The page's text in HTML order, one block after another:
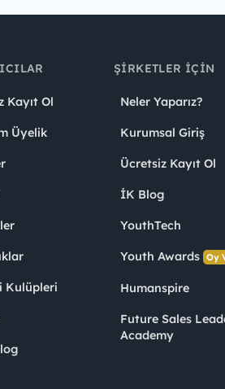
Kayıt Ol
Üyelik
Kulüpleri
ŞIRKETLER İÇIN
Neler Yaparız?
Kurumsal Giriş
Ücretsiz Kayıt Ol
İK Blog
YouthTech
Youth Awards Oy
Humanspire
Future Sales
Academy